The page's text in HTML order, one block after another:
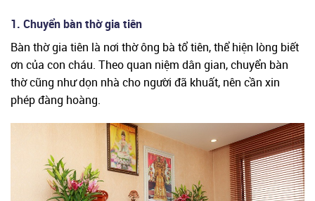
1. Chuyển bàn thờ gia tiên
Bàn thờ gia tiên là nơi thờ ông bà tổ tiên, thể hiện lòng biết
ơn của con cháu. Theo quan niệm dân gian, chuyển bàn
thờ cũng như dọn nhà cho người đã khuất, nên cần xin
phép đàng hoàng.